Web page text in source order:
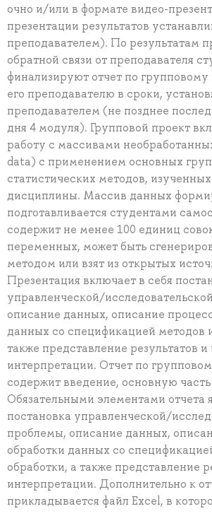
очно и/или в формате видео-
презентации результатов
преподавателем). По результатам
обратной связи от преподавателя
финализируют отчет по
его преподавателю в сроки,
преподавателем (не позднее
дня 4 модуля). Групповой проект
работу с массивами
data) с применением основных
статистических методов,
дисциплины. Массив данных
подготавливается студентами
содержит не менее 100 единиц
переменных, может быть
методом или взят из открытых
Презентация включает в себя
управленческой/
описание данных, описание
данных со спецификацией методов
также представление результатов и
интерпретации. Отчет по
содержит введение, основную
Обязательными элементами отчета
постановка управленческой/
проблемы, описание данных,
обработки данных со
обработки, а также представление
интерпретации. Дополнительно к
прикладывается файл Excel, в